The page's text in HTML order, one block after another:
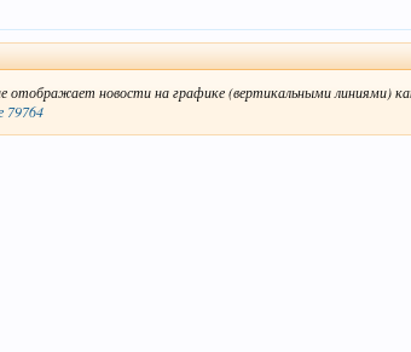
отображает новости на графике (вертикальными линиями)
79764